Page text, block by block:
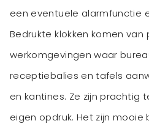
een eventuele alarmfunctie
Bedrukte klokken komen van
werkomgevingen waar
receptiebalies en tafels
en kantines. Ze zijn prachtig
eigen opdruk. Het zijn